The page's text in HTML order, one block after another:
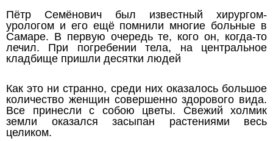
Пётр Семёнович был известный хирургом-
урологом и его ещё помнили многие больные в
Самаре. В первую очередь те, кого он, когда-то
лечил. При погребении тела, на центральное
кладбище пришли десятки людей
Как это ни странно, среди них оказалось большое
количество женщин совершенно здорового вида.
Все принесли с собою цветы. Свежий холмик
земли оказался засыпан растениями весь
целиком.